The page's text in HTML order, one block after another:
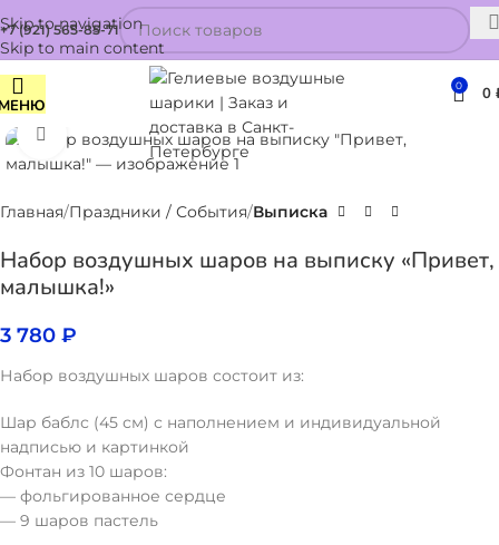
Skip to navigation
Skip to main content
+7 (921) 565-85-71
0 0
Нажмите, чтобы увеличить
Главная Праздники / События Выписка
Набор воздушных шаров на выписку «Привет,
малышка!»
3 780 ₽
Набор воздушных шаров состоит из:
Шар баблс (45 см) с наполнением и индивидуальной
надписью и картинкой
Фонтан из 10 шаров:
— фольгированное сердце
— 9 шаров пастель